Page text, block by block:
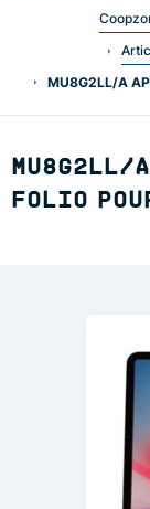
MU8G2LL/A
MU8G2LL/
FOLIO